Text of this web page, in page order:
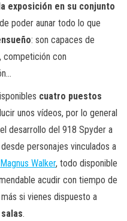
la exposición en su conjunto
poder aunar todo lo que
: son capaces de
competición con
cuatro puestos
unos vídeos, por lo general
desarrollo del 918 Spyder a
personajes vinculados a
Magnus Walker, todo disponible
acudir con tiempo de
si vienes dispuesto a
.